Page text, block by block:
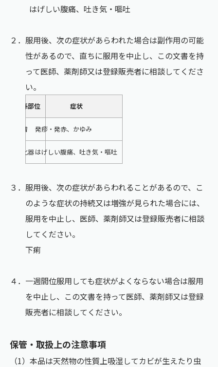
はげしい腹痛、吐き気・嘔吐
２．服用後、次の症状があらわれた場合は副作用の可能
性があるので、直ちに服用を中止し、この文書を持
って医師、薬剤師又は登録販売者に相談してくださ
い。
関係部位 症状
皮膚 発疹・発赤、かゆみ
消化器はげしい腹痛、吐き気・嘔吐
３．服用後、次の症状があらわれることがあるので、こ
のような症状の持続又は増強が見られた場合には、
服用を中止し、医師、薬剤師又は登録販売者に相談
してください。
下痢
４．一週間位服用しても症状がよくならない場合は服用
を中止し、この文書を持って医師、薬剤師又は登録
販売者に相談してください。
保管・取扱上の注意事項
（1）本品は天然物の性質上吸湿してカビが生えたり虫